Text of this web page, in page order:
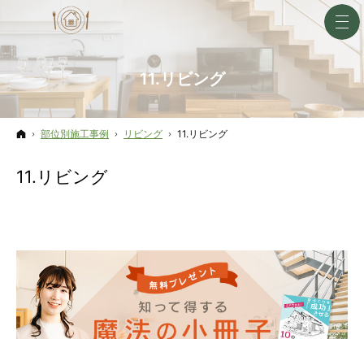
11.リビング
ホーム
部位別施工事例 リビング 11.リビング
11.リビング